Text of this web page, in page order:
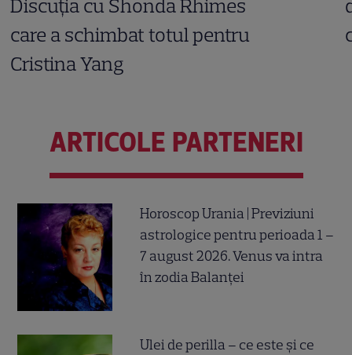
Discuția cu Shonda Rhimes
care a schimbat totul pentru
Cristina Yang
ARTICOLE PARTENERI
Horoscop Urania | Previziuni
astrologice pentru perioada 1 –
7 august 2026. Venus va intra
în zodia Balanței
Ulei de perilla – ce este și ce